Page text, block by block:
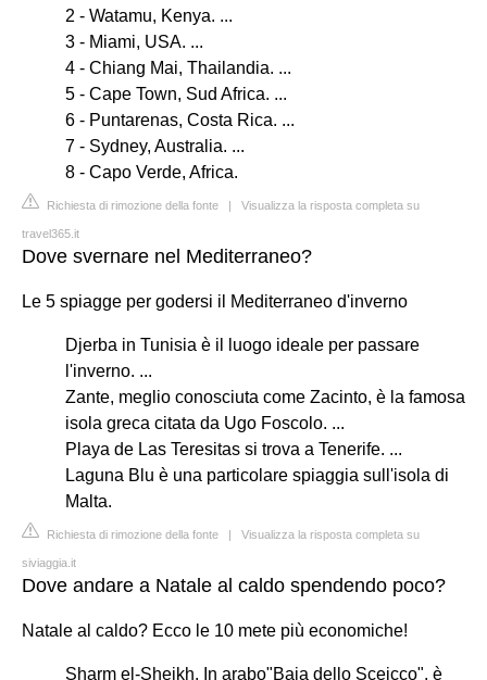
2 - Watamu, Kenya. ...
3 - Miami, USA. ...
4 - Chiang Mai, Thailandia. ...
5 - Cape Town, Sud Africa. ...
6 - Puntarenas, Costa Rica. ...
7 - Sydney, Australia. ...
8 - Capo Verde, Africa.
Richiesta di rimozione della fonte | Visualizza la risposta completa su
travel365.it
Dove svernare nel Mediterraneo?
Le 5 spiagge per godersi il Mediterraneo d'inverno
Djerba in Tunisia è il luogo ideale per passare
l'inverno. ...
Zante, meglio conosciuta come Zacinto, è la famosa
isola greca citata da Ugo Foscolo. ...
Playa de Las Teresitas si trova a Tenerife. ...
Laguna Blu è una particolare spiaggia sull'isola di
Malta.
Richiesta di rimozione della fonte | Visualizza la risposta completa su
siviaggia.it
Dove andare a Natale al caldo spendendo poco?
Natale al caldo? Ecco le 10 mete più economiche!
Sharm el-Sheikh. In arabo"Baia dello Sceicco", è